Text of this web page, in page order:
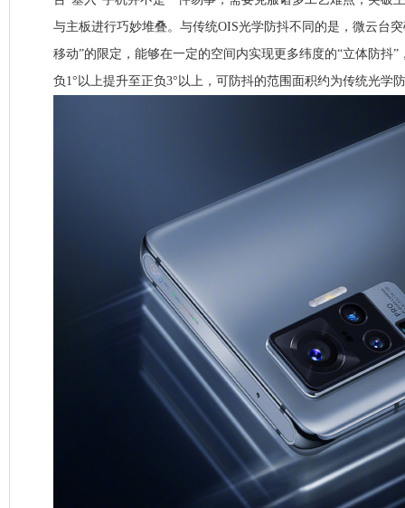
与主板进行巧妙堆叠。与传统OIS光学防抖不同的是，微云台
移动”的限定，能够在一定的空间内实现更多纬度的“立体防抖”
负1°以上提升至正负3°以上，可防抖的范围面积约为传统光学